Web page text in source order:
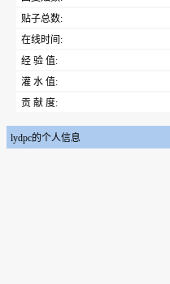
贴子总数:
在线时间:
经 验 值:
灌 水 值:
贡 献 度:
lydpc的个人信息